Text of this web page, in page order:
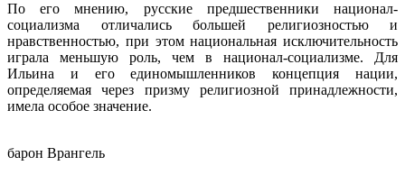
По его мнению, русские предшественники национал-
социализма отличались большей религиозностью и
нравственностью, при этом национальная исключительность
играла меньшую роль, чем в национал-социализме. Для
Ильина и его единомышленников концепция нации,
определяемая через призму религиозной принадлежности,
имела особое значение.
барон Врангель